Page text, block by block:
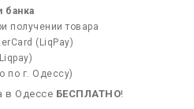
банка
получении товара
(LiqPay)
по г. Одессу)
в Одессе БЕСПЛАТНО!